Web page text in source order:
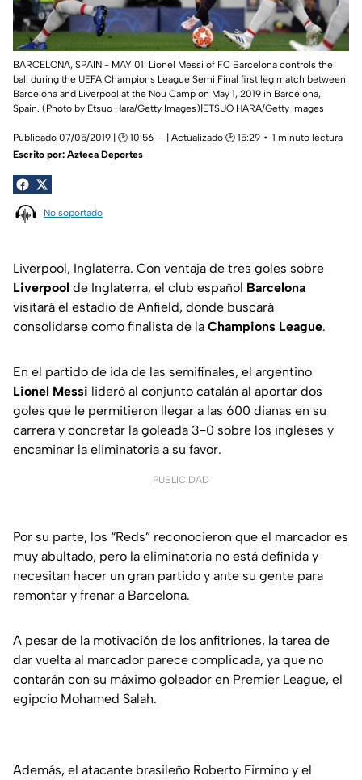
BARCELONA, SPAIN - MAY 01: Lionel Messi of FC Barcelona controls the
ball during the UEFA Champions League Semi Final first leg match between
Barcelona and Liverpool at the Nou Camp on May 1, 2019 in Barcelona,
Spain. (Photo by Etsuo Hara/Getty Images)|ETSUO HARA/Getty Images
Publicado 07/05/2019 | 🕑 10:56 | Actualizado 🕑 15:29
1 minuto lectura
Escrito por: Azteca Deportes
No soportado
Liverpool, Inglaterra. Con ventaja de tres goles sobre
Liverpool de Inglaterra, el club español Barcelona
visitará el estadio de Anfield, donde buscará
consolidarse como finalista de la Champions League.
En el partido de ida de las semifinales, el argentino
Lionel Messi lideró al conjunto catalán al aportar dos
goles que le permitieron llegar a las 600 dianas en su
carrera y concretar la goleada 3-0 sobre los ingleses y
encaminar la eliminatoria a su favor.
PUBLICIDAD
Por su parte, los “Reds” reconocieron que el marcador es
muy abultado, pero la eliminatoria no está definida y
necesitan hacer un gran partido y ante su gente para
remontar y frenar a Barcelona.
A pesar de la motivación de los anfitriones, la tarea de
dar vuelta al marcador parece complicada, ya que no
contarán con su máximo goleador en Premier League, el
egipcio Mohamed Salah.
Además, el atacante brasileño Roberto Firmino y el